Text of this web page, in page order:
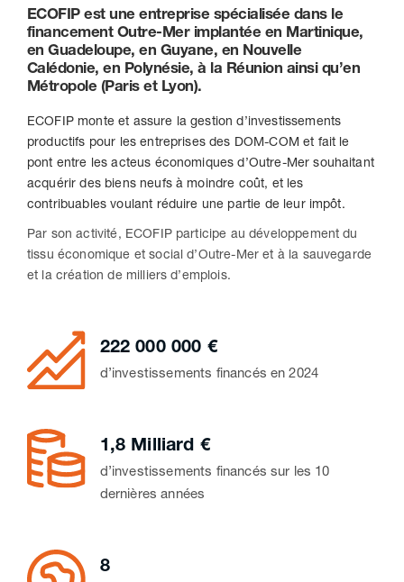
ECOFIP est une entreprise spécialisée dans le
financement Outre-Mer implantée en Martinique,
en Guadeloupe, en Guyane, en Nouvelle
Calédonie, en Polynésie, à la Réunion ainsi qu’en
Métropole (Paris et Lyon).
ECOFIP monte et assure la gestion d’investissements
productifs pour les entreprises des DOM-COM et fait le
pont entre les acteus économiques d’Outre-Mer souhaitant
acquérir des biens neufs à moindre coût, et les
contribuables voulant réduire une partie de leur impôt.
Par son activité, ECOFIP participe au développement du
tissu économique et social d’Outre-Mer et à la sauvegarde
et la création de milliers d’emplois.
222 000 000 €
d’investissements financés en 2024
1,8 Milliard €
d’investissements financés sur les 10
dernières années
8